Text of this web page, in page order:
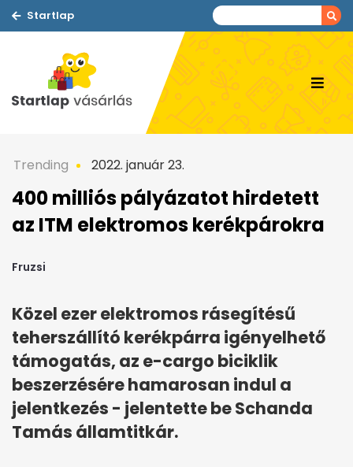
Startlap
Trending 2022. január 23.
400 milliós pályázatot hirdetett
az ITM elektromos kerékpárokra
Fruzsi
Közel ezer elektromos rásegítésű
teherszállító kerékpárra igényelhető
támogatás, az e-cargo biciklik
beszerzésére hamarosan indul a
jelentkezés - jelentette be Schanda
Tamás államtitkár.